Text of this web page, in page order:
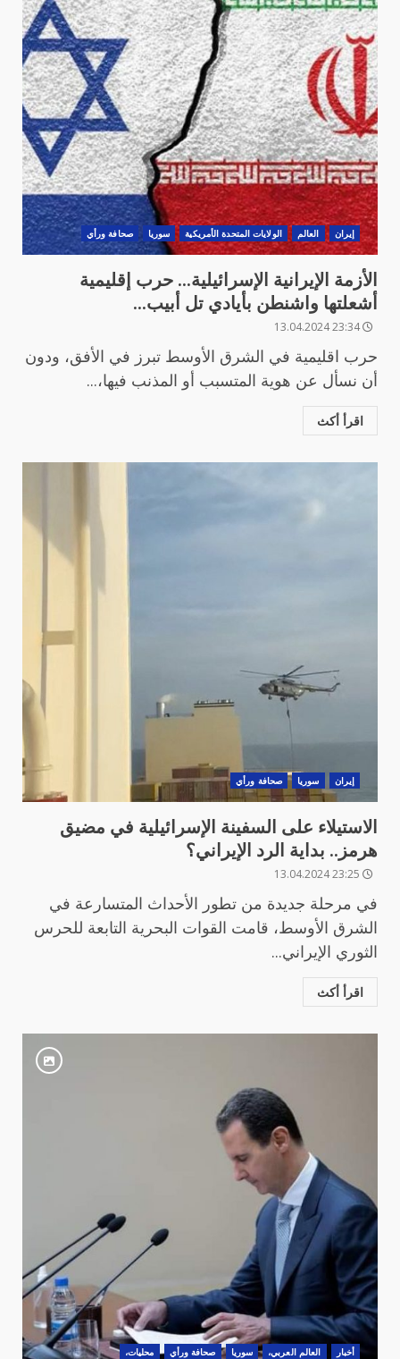
‏إيران العالم الولايات المتحدة الأمريكية سوريا صحافة ورأي
الأزمة الإيرانية الإسرائيلية… حرب إقليمية
أشعلتها واشنطن بأيادي تل أبيب…
23:34 13.04.2024
حرب اقليمية في الشرق الأوسط تبرز في الأفق، ودون
أن نسأل عن هوية المتسبب أو المذنب فيها،...
اقرأ أكث
‏إيران سوريا صحافة ورأي
الاستيلاء على السفينة الإسرائيلية في مضيق
هرمز.. بداية الرد الإيراني؟
في مرحلة جديدة من تطور الأحداث المتسارعة في
الشرق الأوسط، قامت القوات البحرية التابعة للحرس
الثوري الإيراني...
اقرأ أكث
أخبار العالم العربي، سوريا صحافة ورأي محليات،